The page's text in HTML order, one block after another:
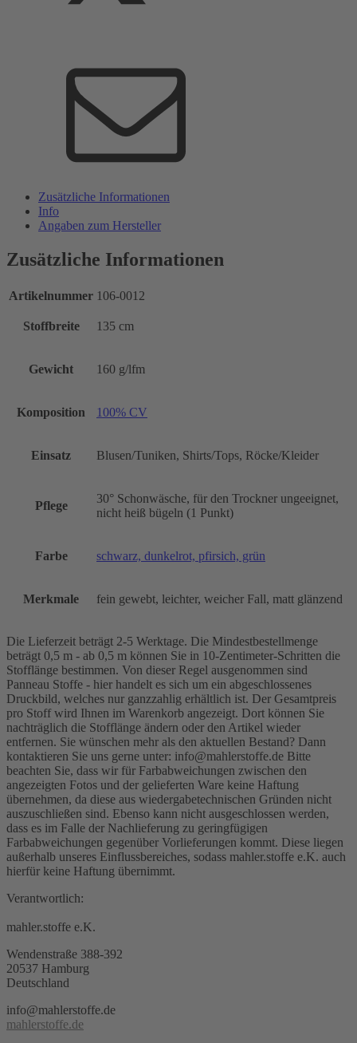
Zusätzliche Informationen
Info
Angaben zum Hersteller
Zusätzliche Informationen
Artikelnummer 106-0012
Stoffbreite 135 cm
Gewicht 160 g/lfm
Komposition 100% CV
Einsatz Blusen/Tuniken, Shirts/Tops, Röcke/Kleider
Pflege
30° Schonwäsche, für den Trockner ungeeignet,
nicht heiß bügeln (1 Punkt)
Farbe schwarz, dunkelrot, pfirsich, grün
Merkmale fein gewebt, leichter, weicher Fall, matt glänzend
Die Lieferzeit beträgt 2-5 Werktage. Die Mindestbestellmenge
beträgt 0,5 m - ab 0,5 m können Sie in 10-Zentimeter-Schritten die
Stofflänge bestimmen. Von dieser Regel ausgenommen sind
Panneau Stoffe - hier handelt es sich um ein abgeschlossenes
Druckbild, welches nur ganzzahlig erhältlich ist. Der Gesamtpreis
pro Stoff wird Ihnen im Warenkorb angezeigt. Dort können Sie
nachträglich die Stofflänge ändern oder den Artikel wieder
entfernen. Sie wünschen mehr als den aktuellen Bestand? Dann
kontaktieren Sie uns gerne unter: info@mahlerstoffe.de Bitte
beachten Sie, dass wir für Farbabweichungen zwischen den
angezeigten Fotos und der gelieferten Ware keine Haftung
übernehmen, da diese aus wiedergabetechnischen Gründen nicht
auszuschließen sind. Ebenso kann nicht ausgeschlossen werden,
dass es im Falle der Nachlieferung zu geringfügigen
Farbabweichungen gegenüber Vorlieferungen kommt. Diese liegen
außerhalb unseres Einflussbereiches, sodass mahler.stoffe e.K. auch
hierfür keine Haftung übernimmt.
Verantwortlich:
mahler.stoffe e.K.
Wendenstraße 388-392
20537 Hamburg
Deutschland
info@mahlerstoffe.de
mahlerstoffe.de